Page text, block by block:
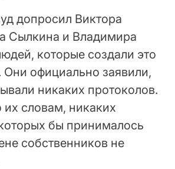
допросил Виктора
Сылкина и Владимира
которые создали это
Они официально заявили,
никаких протоколов.
их словам, никаких
бы принималось
собственников не